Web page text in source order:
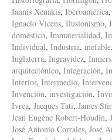
Iannis Xenakis, Iberoamérica,
Ignacio Vicens, Ilusionismo,
doméstico, Immaterialidad,
Individual, Industria, inefable,
Inglaterra, Ingravidez,
arquitectónico, Integración,
Interior, Intermedio,
Invención, investigación,
Ivrea, Jacques Tati, James
Jean Eugène Robert-Houdin,
José Antonio Corrales, José